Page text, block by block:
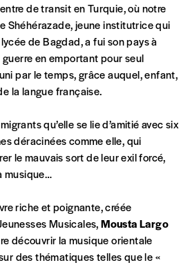
un
Imag, le magazine de
est proposé àPRIX LIBRE.
mode de fixation du prix
bien ou d’un service, qui
pour lui de payer le prix
Dans l’objectif de rendre nos
aux valeurs de
proposons d’estimer
de notre publication.
donc être inférieure, égale
le travail de l’équipe
vos moyens et vos
de transit en Turquie, où notre
Shéhérazade, jeune institutrice qui
de Bagdad, a fui son pays à
guerre en emportant pour seul
par le temps, grâce auquel, enfant,
la langue française.
qu’elle se lie d’amitié avec six
déracinées comme elle, qui
le mauvais sort de leur exil forcé,
musique…
riche et poignante, créée
Musicales,Mousta Largo
découvrir la musique orientale
des thématiques telles que le «